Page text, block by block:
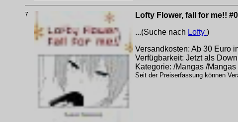
7
Lofty Flower, fall for me!!
...(Suche nach Lofty )
Versandkosten: Ab 30 Euro
Verfügbarkeit: Jetzt als
Kategorie: /Mangas /
Seit der Preiserfassung können